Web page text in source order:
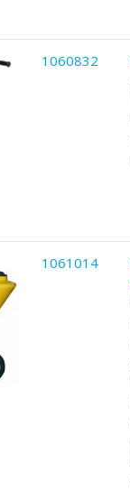
1060832
1061014